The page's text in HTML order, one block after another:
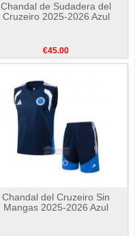
Chandal de Sudadera del
Cruzeiro 2025-2026 Azul
€45.00
Chandal del Cruzeiro Sin
Mangas 2025-2026 Azul